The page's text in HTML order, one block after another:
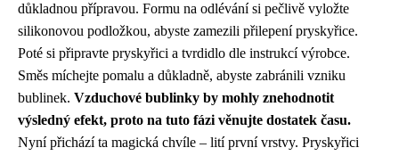
důkladnou přípravou. Formu na odlévání si pečlivě vyložte
silikonovou podložkou, abyste zamezili přilepení pryskyřice.
Poté si připravte pryskyřici a tvrdidlo dle instrukcí výrobce.
Směs míchejte pomalu a důkladně, abyste zabránili vzniku
bublinek. Vzduchové bublinky by mohly znehodnotit
výsledný efekt, proto na tuto fázi věnujte dostatek času.
Nyní přichází ta magická chvíle – lití první vrstvy. Pryskyřici